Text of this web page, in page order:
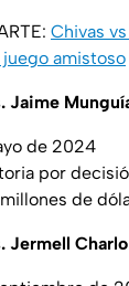
Chivas
amistoso
Jaime
de 2024
por
de
Jermell Charlo